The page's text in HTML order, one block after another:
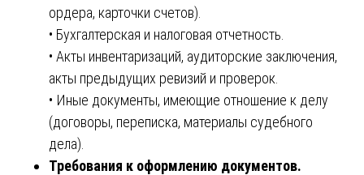
ордера, карточки счетов).
• Бухгалтерская и налоговая отчетность.
• Акты инвентаризаций, аудиторские заключения,
акты предыдущих ревизий и проверок.
• Иные документы, имеющие отношение к делу
(договоры, переписка, материалы судебного
дела).
Требования к оформлению документов.